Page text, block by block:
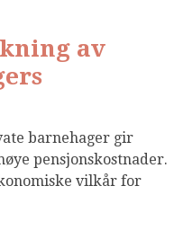
av
barnehager gir
pensjonskostnader.
vilkår for